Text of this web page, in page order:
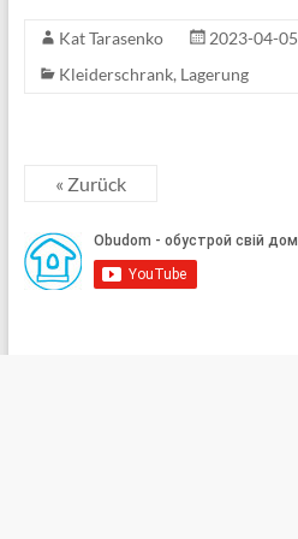
Kat Tarasenko
2023-04-05
Kleiderschrank, Lagerung
« Zurück